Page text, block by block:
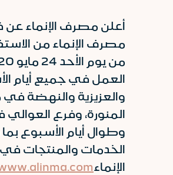
مصرف الإنماء من
العمل في جميع أيام
والعزيزية والنهضة
المنورة، وفرع
وطوال أيام الأسبوع
الخدمات والمنتجات في
الإنماء